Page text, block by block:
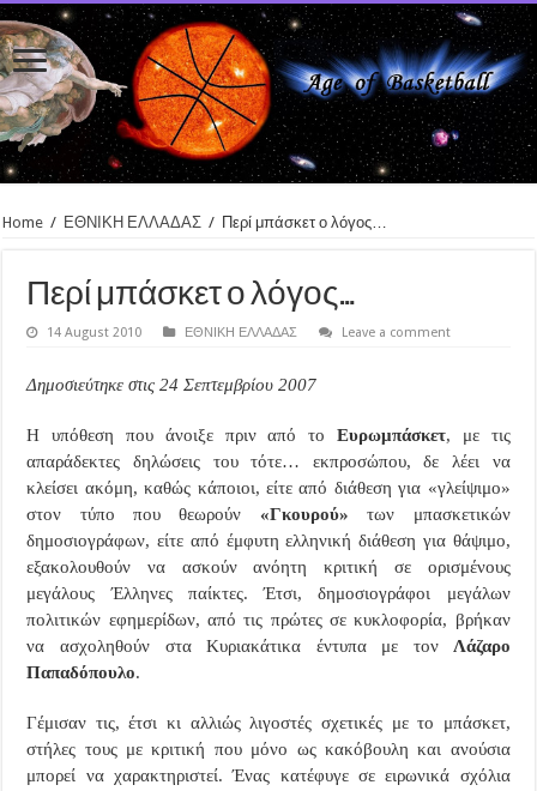
Home / ΕΘΝΙΚΗ ΕΛΛΑΔΑΣ / Περί μπάσκετ ο λόγος…
Περί μπάσκετ ο λόγος…
14 August 2010 ΕΘΝΙΚΗ ΕΛΛΑΔΑΣ Leave a comment
Δημοσιεύτηκε στις 24 Σεπτεμβρίου 2007
Η υπόθεση που άνοιξε πριν από τοΕυρωμπάσκετ, με τις
απαράδεκτες δηλώσεις του τότε… εκπροσώπου, δε λέει να
κλείσει ακόμη, καθώς κάποιοι, είτε από διάθεση για «γλείψιμο»
στον τύπο που θεωρούν «Γκουρού»των μπασκετικών
δημοσιογράφων, είτε από έμφυτη ελληνική διάθεση για θάψιμο,
εξακολουθούν να ασκούν ανόητη κριτική σε ορισμένους
μεγάλους Έλληνες παίκτες. Έτσι, δημοσιογράφοι μεγάλων
πολιτικών εφημερίδων, από τις πρώτες σε κυκλοφορία, βρήκαν
να ασχοληθούν στα Κυριακάτικα έντυπα με τον Λάζαρο
Παπαδόπουλο.
Γέμισαν τις, έτσι κι αλλιώς λιγοστές σχετικές με το μπάσκετ,
στήλες τους με κριτική που μόνο ως κακόβουλη και ανούσια
μπορεί να χαρακτηριστεί. Ένας κατέφυγε σε ειρωνικά σχόλια